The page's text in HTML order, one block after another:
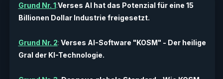
Grund Nr. 1:Verses AI hat das Potenzial für eine 15
Billionen Dollar Industrie freigesetzt.
Grund Nr. 2: Verses AI-Software "KOSM" - Der heilige
Gral der KI-Technologie.